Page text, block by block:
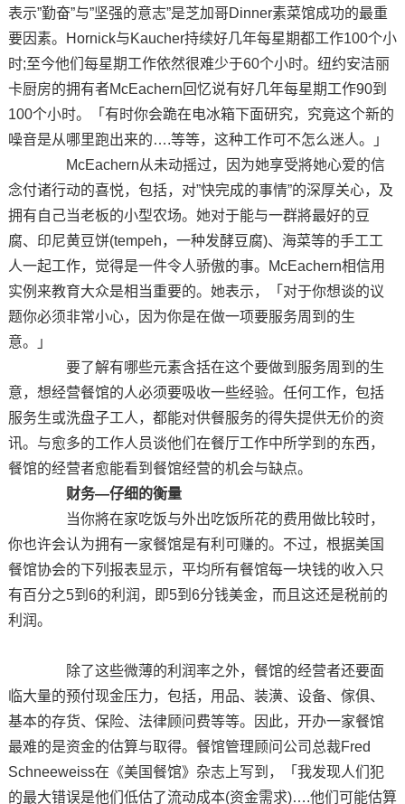
表示”勤奋”与”坚强的意志”是芝加哥Dinner素菜馆成功的最重
要因素。Hornick与Kaucher持续好几年每星期都工作100个小
时;至今他们每星期工作依然很难少于60个小时。纽约安洁丽
卡厨房的拥有者McEachern回忆说有好几年每星期工作90到
100个小时。「有时你会跪在电冰箱下面研究，究竟这个新的
噪音是从哪里跑出来的….等等，这种工作可不怎么迷人。」
McEachern从未动摇过，因为她享受將她心爱的信
念付诸行动的喜悦，包括，对”快完成的事情”的深厚关心，及
拥有自己当老板的小型农场。她对于能与一群將最好的豆
腐、印尼黄豆饼(tempeh，一种发酵豆腐)、海菜等的手工工
人一起工作，觉得是一件令人骄傲的事。McEachern相信用
实例来教育大众是相当重要的。她表示，「对于你想谈的议
题你必须非常小心，因为你是在做一项要服务周到的生
意。」
要了解有哪些元素含括在这个要做到服务周到的生
意，想经营餐馆的人必须要吸收一些经验。任何工作，包括
服务生或洗盘子工人，都能对供餐服务的得失提供无价的资
讯。与愈多的工作人员谈他们在餐厅工作中所学到的东西，
餐馆的经营者愈能看到餐馆经营的机会与缺点。
财务—仔细的衡量
当你將在家吃饭与外出吃饭所花的费用做比较时，
你也许会认为拥有一家餐馆是有利可赚的。不过，根据美国
餐馆协会的下列报表显示，平均所有餐馆每一块钱的收入只
有百分之5到6的利润，即5到6分钱美金，而且这还是税前的
利润。
除了这些微薄的利润率之外，餐馆的经营者还要面
临大量的预付现金压力，包括，用品、装潢、设备、傢俱、
基本的存货、保险、法律顾问费等等。因此，开办一家餐馆
最难的是资金的估算与取得。餐馆管理顾问公司总裁Fred
Schneeweiss在《美国餐馆》杂志上写到，「我发现人们犯
的最大错误是他们低估了流动成本(资金需求)….他们可能估算